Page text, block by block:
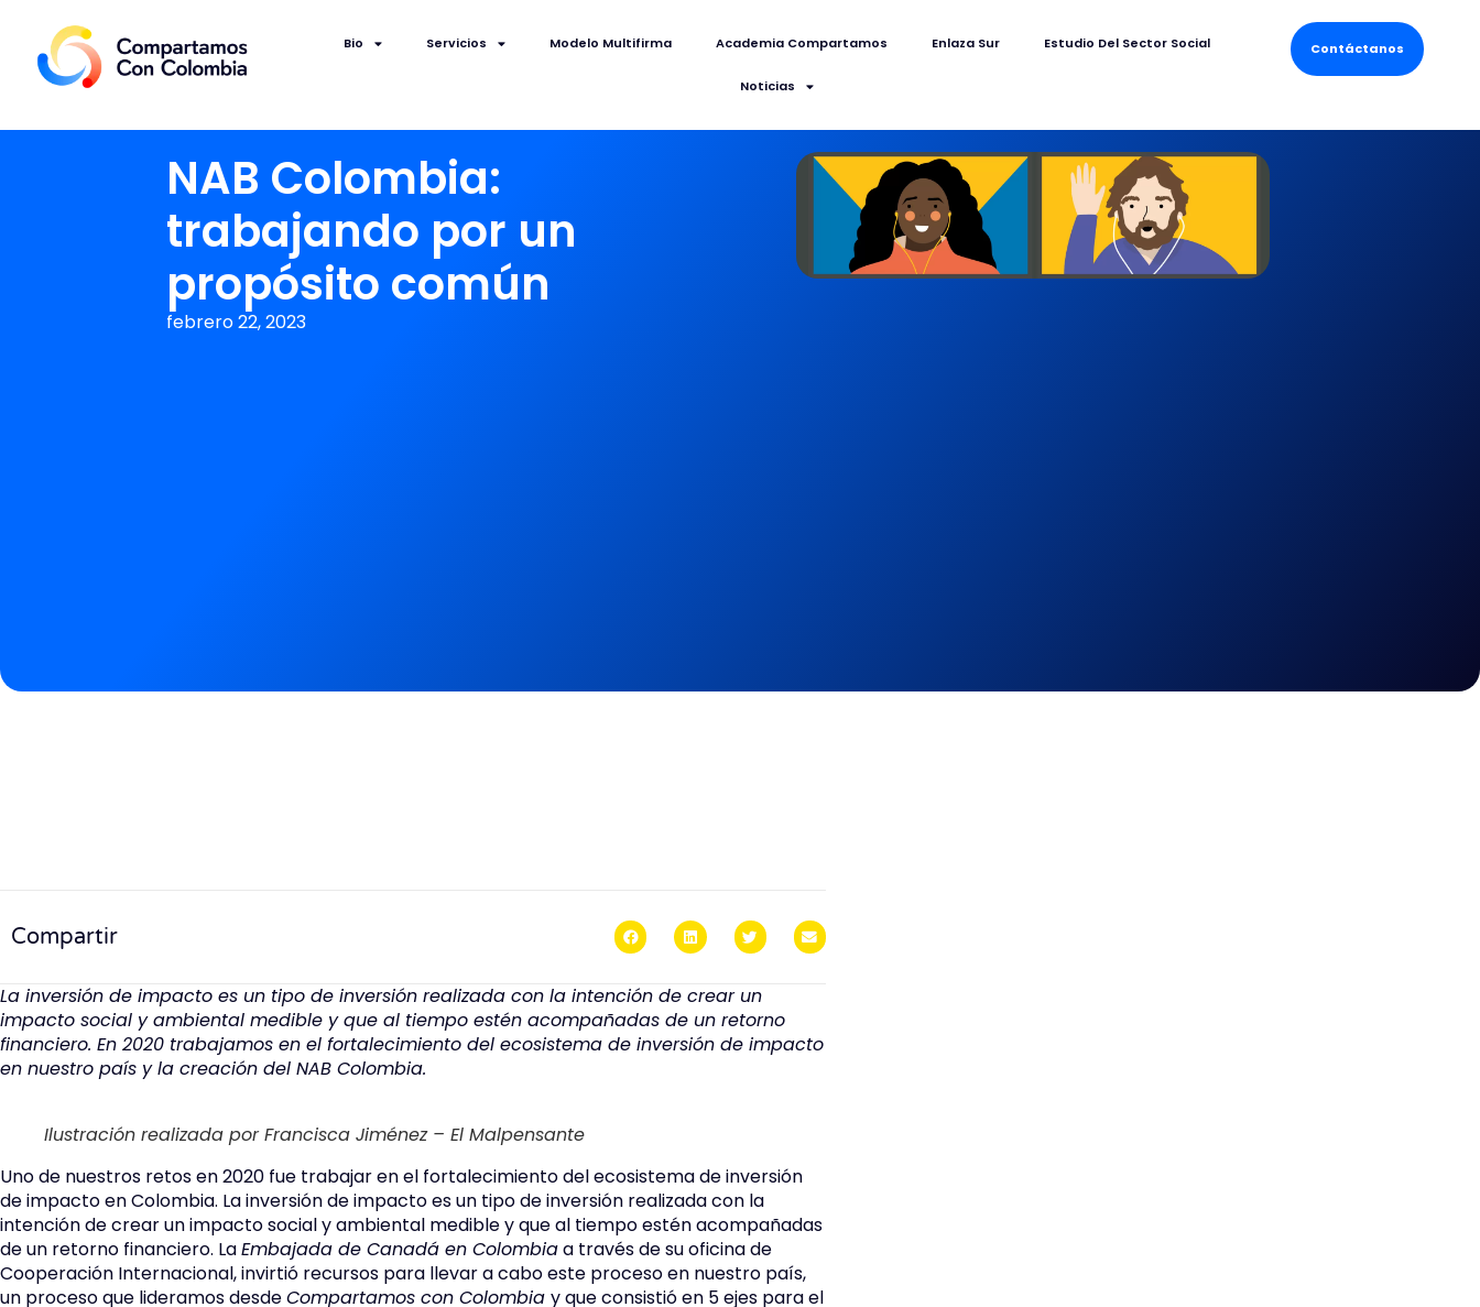
Contáctanos
Bio Servicios Modelo Multifirma Academia Compartamos Enlaza Sur Estudio Del Sector Social
Noticias
NAB Colombia:
trabajando por un
propósito común
febrero 22, 2023
Compartir
La inversión de impacto es un tipo de inversión realizada con la intención de crear un
impacto social y ambiental medible y que al tiempo estén acompañadas de un retorno
financiero. En 2020 trabajamos en el fortalecimiento del ecosistema de inversión de impacto
en nuestro país y la creación del NAB Colombia.
Ilustración realizada por Francisca Jiménez – El Malpensante
Uno de nuestros retos en 2020 fue trabajar en el fortalecimiento del ecosistema de inversión
de impacto en Colombia. La inversión de impacto es un tipo de inversión realizada con la
intención de crear un impacto social y ambiental medible y que al tiempo estén acompañadas
de un retorno financiero. LaEmbajada de Canadá en Colombiaa través de su oficina de
Cooperación Internacional, invirtió recursos para llevar a cabo este proceso en nuestro país,
un proceso que lideramos desdeCompartamos con Colombia y que consistió en 5 ejes para el